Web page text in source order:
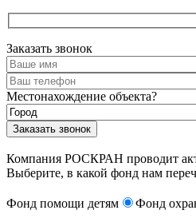
Заказать звонок
Местонахождение объекта?
Компания РОСКРАН проводит
Выберите, в какой фонд нам
Фонд помощи детям Фонд